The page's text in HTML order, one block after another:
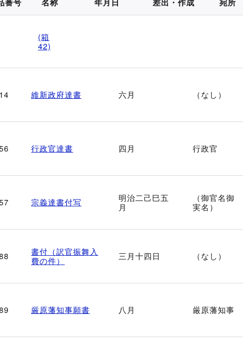
(箱
42)
維新政府達書 六月 （なし）
行政官達書 四月 行政官
宗義達書付写
明治二己巳五
月
（御官名御
実名）
書付（訳官振舞入
費の件）
三月十四日 （なし）
厳原藩知事願書 八月 厳原藩知事